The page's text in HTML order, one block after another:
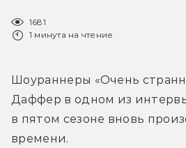
1681
1 минута на чтение
Шоураннеры «Очень
Даффер в одном из
в пятом сезоне вновь
времени.